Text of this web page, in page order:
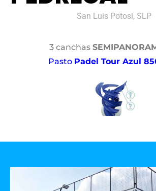
San Luis Potosi, SLP
3 canchas
Pasto Padel Tour Azul